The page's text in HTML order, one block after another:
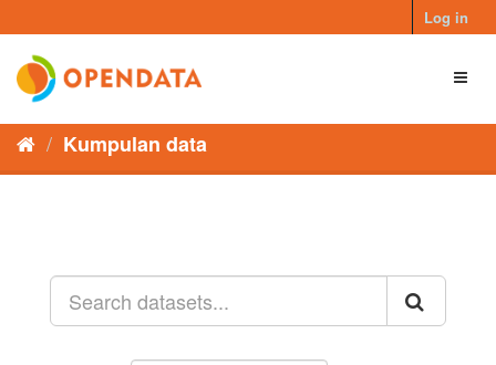
to
content
Log in
Kumpulan data